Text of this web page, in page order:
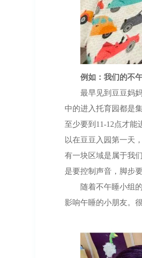
例如：我们的不
最早见到豆豆妈
中的进入托育园都是
至少要到11-12点才
以在豆豆入园第一天
有一块区域是属于我
是要控制声音，脚步要
随着不午睡小组
影响午睡的小朋友。